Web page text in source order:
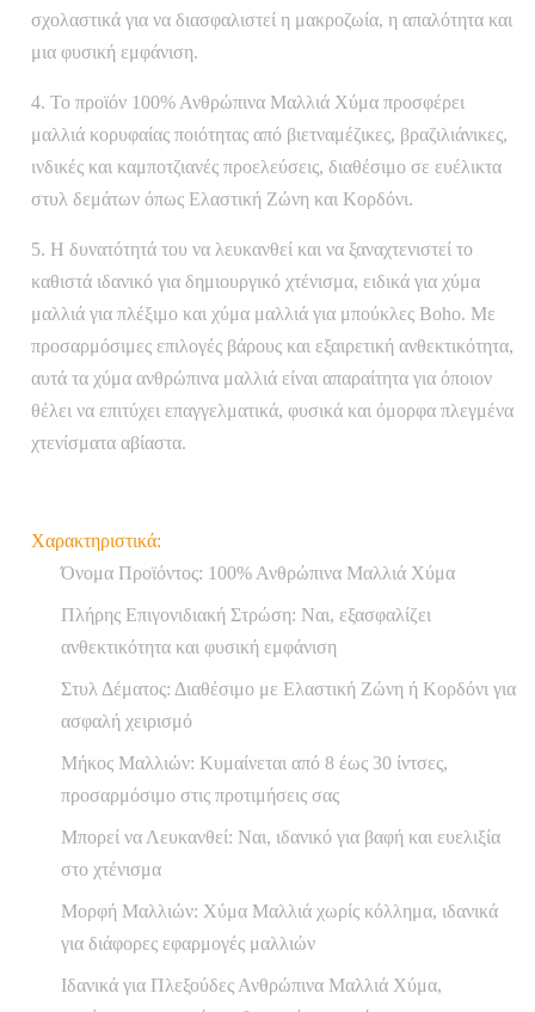
σχολαστικά για να διασφαλιστεί η μακροζωία, η απαλότητα και
μια φυσική εμφάνιση.
4. Το προϊόν 100% Ανθρώπινα Μαλλιά Χύμα προσφέρει
μαλλιά κορυφαίας ποιότητας από βιετναμέζικες, βραζιλιάνικες,
ινδικές και καμποτζιανές προελεύσεις, διαθέσιμο σε ευέλικτα
στυλ δεμάτων όπως Ελαστική Ζώνη και Κορδόνι.
5. Η δυνατότητά του να λευκανθεί και να ξαναχτενιστεί το
καθιστά ιδανικό για δημιουργικό χτένισμα, ειδικά για χύμα
μαλλιά για πλέξιμο και χύμα μαλλιά για μπούκλες Boho. Με
προσαρμόσιμες επιλογές βάρους και εξαιρετική ανθεκτικότητα,
αυτά τα χύμα ανθρώπινα μαλλιά είναι απαραίτητα για όποιον
θέλει να επιτύχει επαγγελματικά, φυσικά και όμορφα πλεγμένα
χτενίσματα αβίαστα.
Χαρακτηριστικά:
Όνομα Προϊόντος: 100% Ανθρώπινα Μαλλιά Χύμα
Πλήρης Επιγονιδιακή Στρώση: Ναι, εξασφαλίζει
ανθεκτικότητα και φυσική εμφάνιση
Στυλ Δέματος: Διαθέσιμο με Ελαστική Ζώνη ή Κορδόνι για
ασφαλή χειρισμό
Μήκος Μαλλιών: Κυμαίνεται από 8 έως 30 ίντσες,
προσαρμόσιμο στις προτιμήσεις σας
Μπορεί να Λευκανθεί: Ναι, ιδανικό για βαφή και ευελιξία
στο χτένισμα
Μορφή Μαλλιών: Χύμα Μαλλιά χωρίς κόλλημα, ιδανικά
για διάφορες εφαρμογές μαλλιών
Ιδανικά για Πλεξούδες Ανθρώπινα Μαλλιά Χύμα,